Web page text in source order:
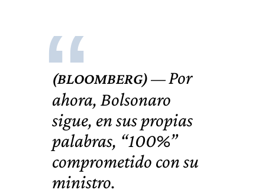
Por
ahora, Bolsonaro
sigue, en sus propias
palabras, “100%”
comprometido con su
ministro.